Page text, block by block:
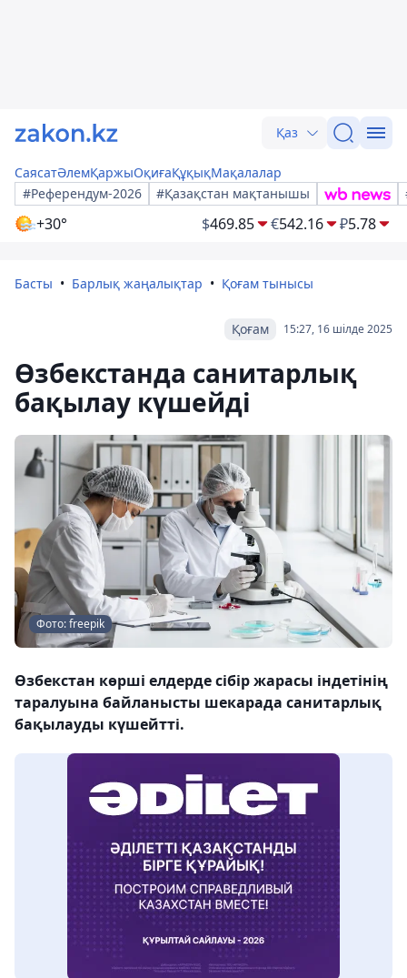
Қаз
СаясатӘлемҚаржыОқиғаҚұқықМақалалар
#Референдум-2026
#Қазақстан мақтанышы
+30° $469.85 €542.16 ₽5.78
Басты Барлық жаңалықтар Қоғам тынысы
15:27, 16 шілде 2025
Қоғам
Өзбекстанда санитарлық
бақылау күшейді
Фото: freepik
Өзбекстан көрші елдерде сібір жарасы індетінің
таралуына байланысты шекарада санитарлық
бақылауды күшейтті.